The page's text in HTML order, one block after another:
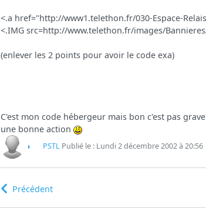
<.a href="http://www1.telethon.fr/030-Espace-
<.IMG src=http://www.telethon.fr/images/
(enlever les 2 points pour avoir le code exa)
C'est mon code hébergeur mais bon c'est pas
une bonne action
PSTLPublié le : Lundi 2 décembre 2002 à 20:56
Précédent